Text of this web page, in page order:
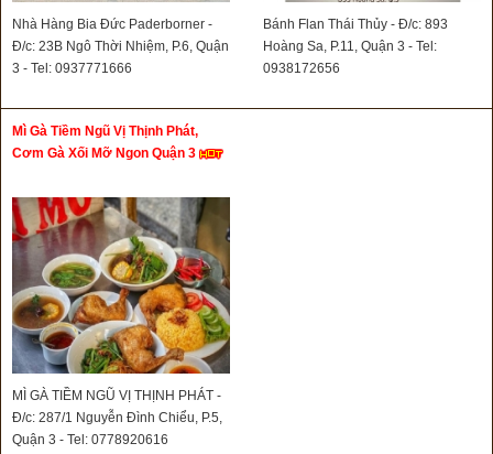
Nhà Hàng Bia Đức Paderborner -
Đ/c: 23B Ngô Thời Nhiệm, P.6, Quận
3 - Tel: 0937771666
Bánh Flan Thái Thủy - Đ/c: 893
Hoàng Sa, P.11, Quận 3 - Tel:
0938172656
Mì Gà Tiềm Ngũ Vị Thịnh Phát,
Cơm Gà Xối Mỡ Ngon Quận 3
MÌ GÀ TIỀM NGŨ VỊ THỊNH PHÁT -
Đ/c: 287/1 Nguyễn Đình Chiểu, P.5,
Quận 3 - Tel: 0778920616